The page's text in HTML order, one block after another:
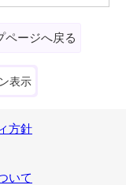
ページへ戻る
表示
方針
いて